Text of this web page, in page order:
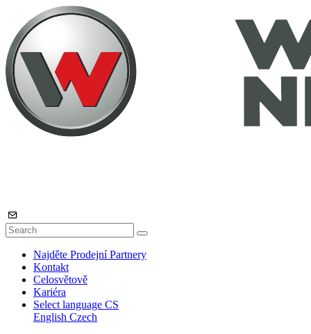
Najděte Prodejní Partnery
Kontakt
Celosvětově
Kariéra
Select language CS
English Czech